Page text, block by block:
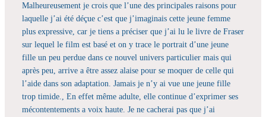
Malheureusement je crois que l’une des principales raisons pour
laquelle j’ai été déçue c’est que j’imaginais cette jeune femme
plus expressive, car je tiens a préciser que j’ai lu le livre de Fraser
sur lequel le film est basé et on y trace le portrait d’une jeune
fille un peu perdue dans ce nouvel univers particulier mais qui
après peu, arrive a être assez alaise pour se moquer de celle qui
l’aide dans son adaptation. Jamais je n’y ai vue une jeune fille
trop timide., En effet même adulte, elle continue d’exprimer ses
mécontentements a voix haute. Je ne cacherai pas que j’ai